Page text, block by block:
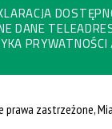
DANE
prawa zastrzeżone,